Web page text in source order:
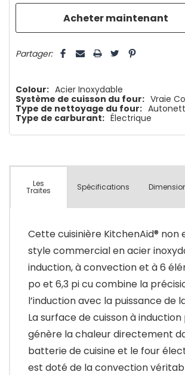
Partager:
Colour: Acier Inoxydable
Système de cuisson du four: Vraie
Type de nettoyage du four:
Type de carburant: Électrique
Les
Traites Spécifications
Cette cuisinière KitchenAid® non
style commercial en acier
induction, à convection et à 6
po et 6,3 pi cu combine la
l’induction avec la puissance de
La surface de cuisson à
génère la chaleur directement
batterie de cuisine et le four
est doté de la convection